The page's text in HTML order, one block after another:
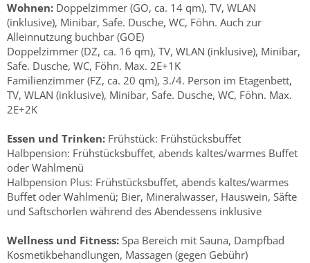
Wohnen: Doppelzimmer (GO, ca. 14 qm), TV, WLAN
(inklusive), Minibar, Safe. Dusche, WC, Föhn. Auch zur
Alleinnutzung buchbar (GOE)
Doppelzimmer (DZ, ca. 16 qm), TV, WLAN (inklusive), Minibar,
Safe. Dusche, WC, Föhn. Max. 2E+1K
Familienzimmer (FZ, ca. 20 qm), 3./4. Person im Etagenbett,
TV, WLAN (inklusive), Minibar, Safe. Dusche, WC, Föhn. Max.
2E+2K
Essen und Trinken: Frühstück: Frühstücksbuffet
Halbpension: Frühstücksbuffet, abends kaltes/warmes Buffet
oder Wahlmenü
Halbpension Plus: Frühstücksbuffet, abends kaltes/warmes
Buffet oder Wahlmenü; Bier, Mineralwasser, Hauswein, Säfte
und Saftschorlen während des Abendessens inklusive
Wellness und Fitness: Spa Bereich mit Sauna, Dampfbad
Kosmetikbehandlungen, Massagen (gegen Gebühr)